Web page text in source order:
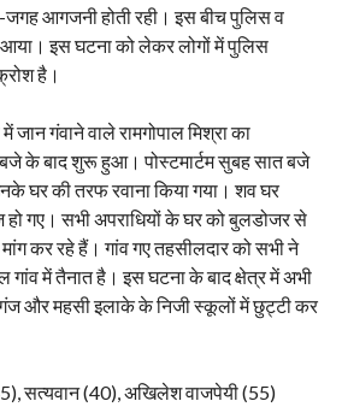
आगजनी होती रही। इस बीच पुलिस व
इस घटना को लेकर लोगों में पुलिस
है।
जान गंवाने वाले रामगोपाल मिश्रा का
बजे के बाद शुरू हुआ। पोस्टमार्टम सुबह सात बजे
घर की तरफ रवाना किया गया। शव घर
हो गए। सभी अपराधियों के घर को बुलडोजर से
कर रहे हैं। गांव गए तहसीलदार को सभी ने
गांव में तैनात है। इस घटना के बाद क्षेत्र में अभी
और महसी इलाके के निजी स्कूलों में छुट्टी कर
सत्यवान (40), अखिलेश वाजपेयी (55)